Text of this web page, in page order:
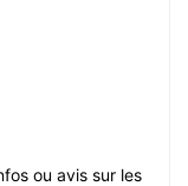
ou avis sur les